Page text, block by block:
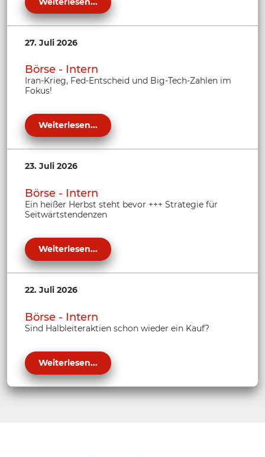
27. Juli 2026
Börse - Intern
Iran-Krieg, Fed-Entscheid und Big-Tech-Zahlen im
Fokus!
Weiterlesen...
23. Juli 2026
Börse - Intern
Ein heißer Herbst steht bevor +++ Strategie für
Seitwärtstendenzen
Weiterlesen...
22. Juli 2026
Börse - Intern
Sind Halbleiteraktien schon wieder ein Kauf?
Weiterlesen...